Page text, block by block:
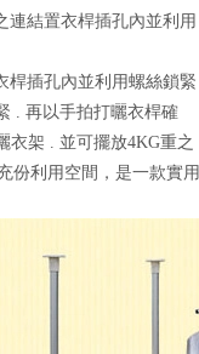
連結置衣桿插孔內並利用
桿插孔內並利用螺絲鎖緊
. 再以手拍打曬衣桿確
衣架 . 並可擺放4KG重之
份利用空間，是一款實用